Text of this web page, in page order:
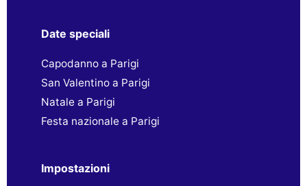
Date speciali
Capodanno a Parigi
San Valentino a Parigi
Natale a Parigi
Festa nazionale a Parigi
Impostazioni